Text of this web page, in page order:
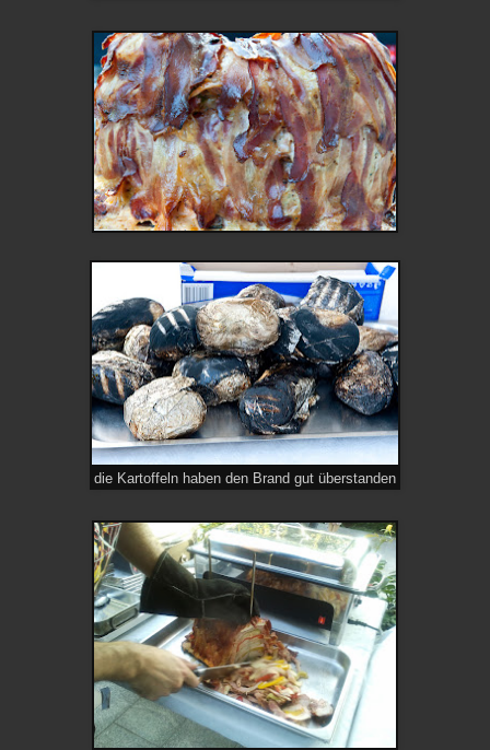
die Kartoffeln haben den Brand gut überstanden